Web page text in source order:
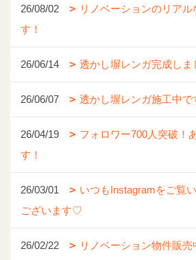
26/08/02
リノベーションのリアル
す！
26/06/14 透かし塀レンガ完成しま
26/06/07 透かし塀レンガ施工中で
26/04/19
フォロワー700人突破！
す！
26/03/01
いつもInstagramをご覧
ございます♡
26/02/22 リノベーション物件販売